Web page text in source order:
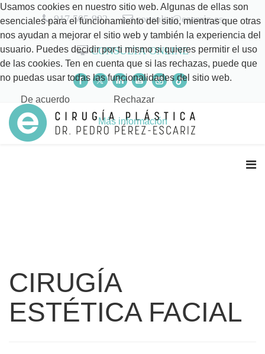
917 505 992 consulta@escariz.es
CONSULTA ONLINE
CIRUGÍA
ESTÉTICA FACIAL
Usamos cookies en nuestro sitio web. Algunas de ellas son
esenciales para el funcionamiento del sitio, mientras que otras
nos ayudan a mejorar el sitio web y también la experiencia del
usuario. Puedes decidir por ti mismo si quieres permitir el uso
de las cookies. Ten en cuenta que si las rechazas, puede que
no puedas usar todas las funcionalidades del sitio web.
De acuerdo Rechazar
Más información